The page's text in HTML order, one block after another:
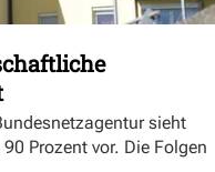
sieht
Prozent vor. Die Folgen